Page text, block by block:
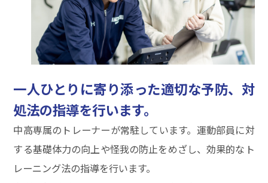
一人ひとりに寄り添った適切な予防、対
処法の指導を行います。
中高専属のトレーナーが常駐しています。運動部員に対
する基礎体力の向上や怪我の防止をめざし、効果的なト
レーニング法の指導を行います。